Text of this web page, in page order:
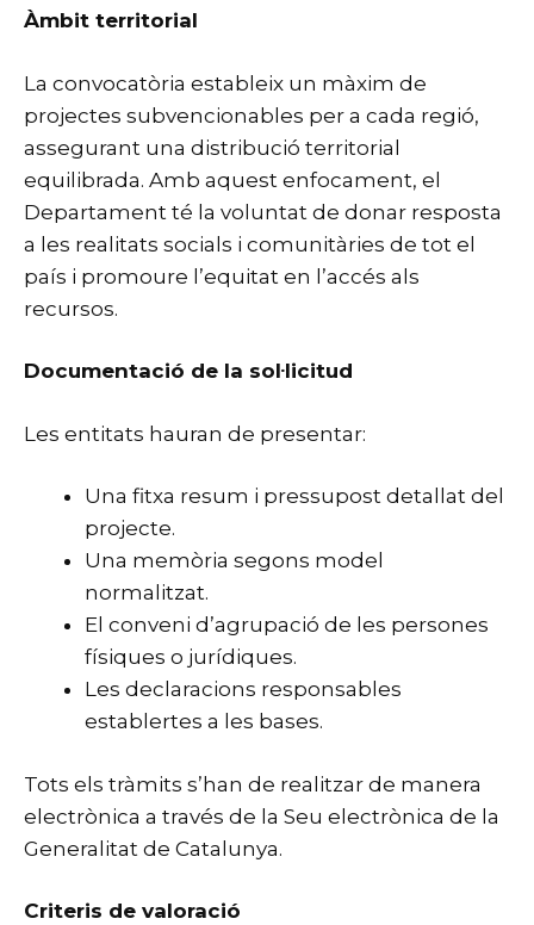
Àmbit territorial
La convocatòria estableix un màxim de
projectes subvencionables per a cada regió,
assegurant una distribució territorial
equilibrada. Amb aquest enfocament, el
Departament té la voluntat de donar resposta
a les realitats socials i comunitàries de tot el
país i promoure l’equitat en l’accés als
recursos.
Documentació de la sol·licitud
Les entitats hauran de presentar:
Una fitxa resum i pressupost detallat del
projecte.
Una memòria segons model
normalitzat.
El conveni d’agrupació de les persones
físiques o jurídiques.
Les declaracions responsables
establertes a les bases.
Tots els tràmits s’han de realitzar de manera
electrònica a través de la Seu electrònica de la
Generalitat de Catalunya.
Criteris de valoració